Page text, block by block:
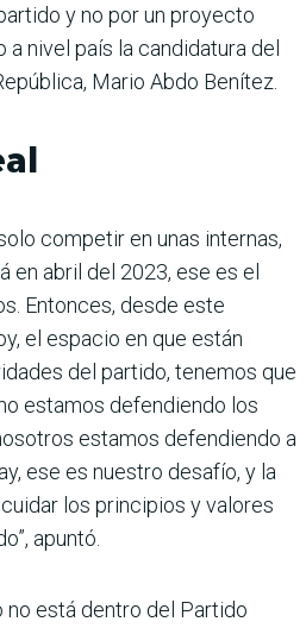
y no por un proyecto
nivel país la candidatura del
Mario Abdo Benítez.
competir en unas internas,
en abril del 2023, ese es el
Entonces, desde este
el espacio en que están
del partido, tenemos que
estamos defendiendo los
estamos defendiendo a
ese es nuestro desafío, y la
los principios y valores
apuntó.
no está dentro del Partido